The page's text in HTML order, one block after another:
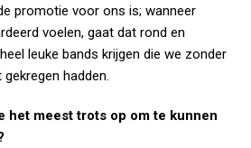
promotie voor ons is; wanneer
voelen, gaat dat rond en
leuke bands krijgen die we zonder
gekregen hadden.
het meest trots op om te kunnen